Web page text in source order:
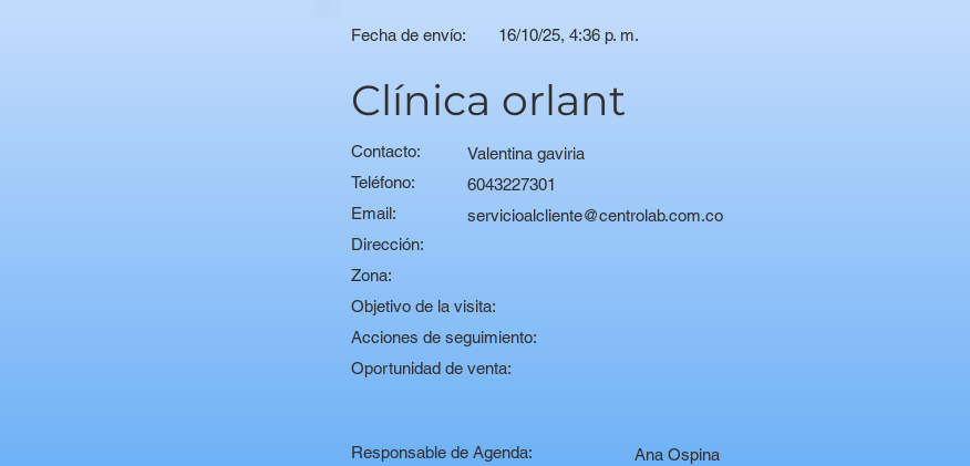
Fecha de envío: 16/10/25, 4:36 p. m.
Clínica orlant
Contacto:
Valentina gaviria
Teléfono:
6043227301
Email:
servicioalcliente@centrolab.com.co
Dirección:
Zona:
Objetivo de la visita:
Acciones de seguimiento:
Oportunidad de venta:
Responsable de Agenda: Ana Ospina